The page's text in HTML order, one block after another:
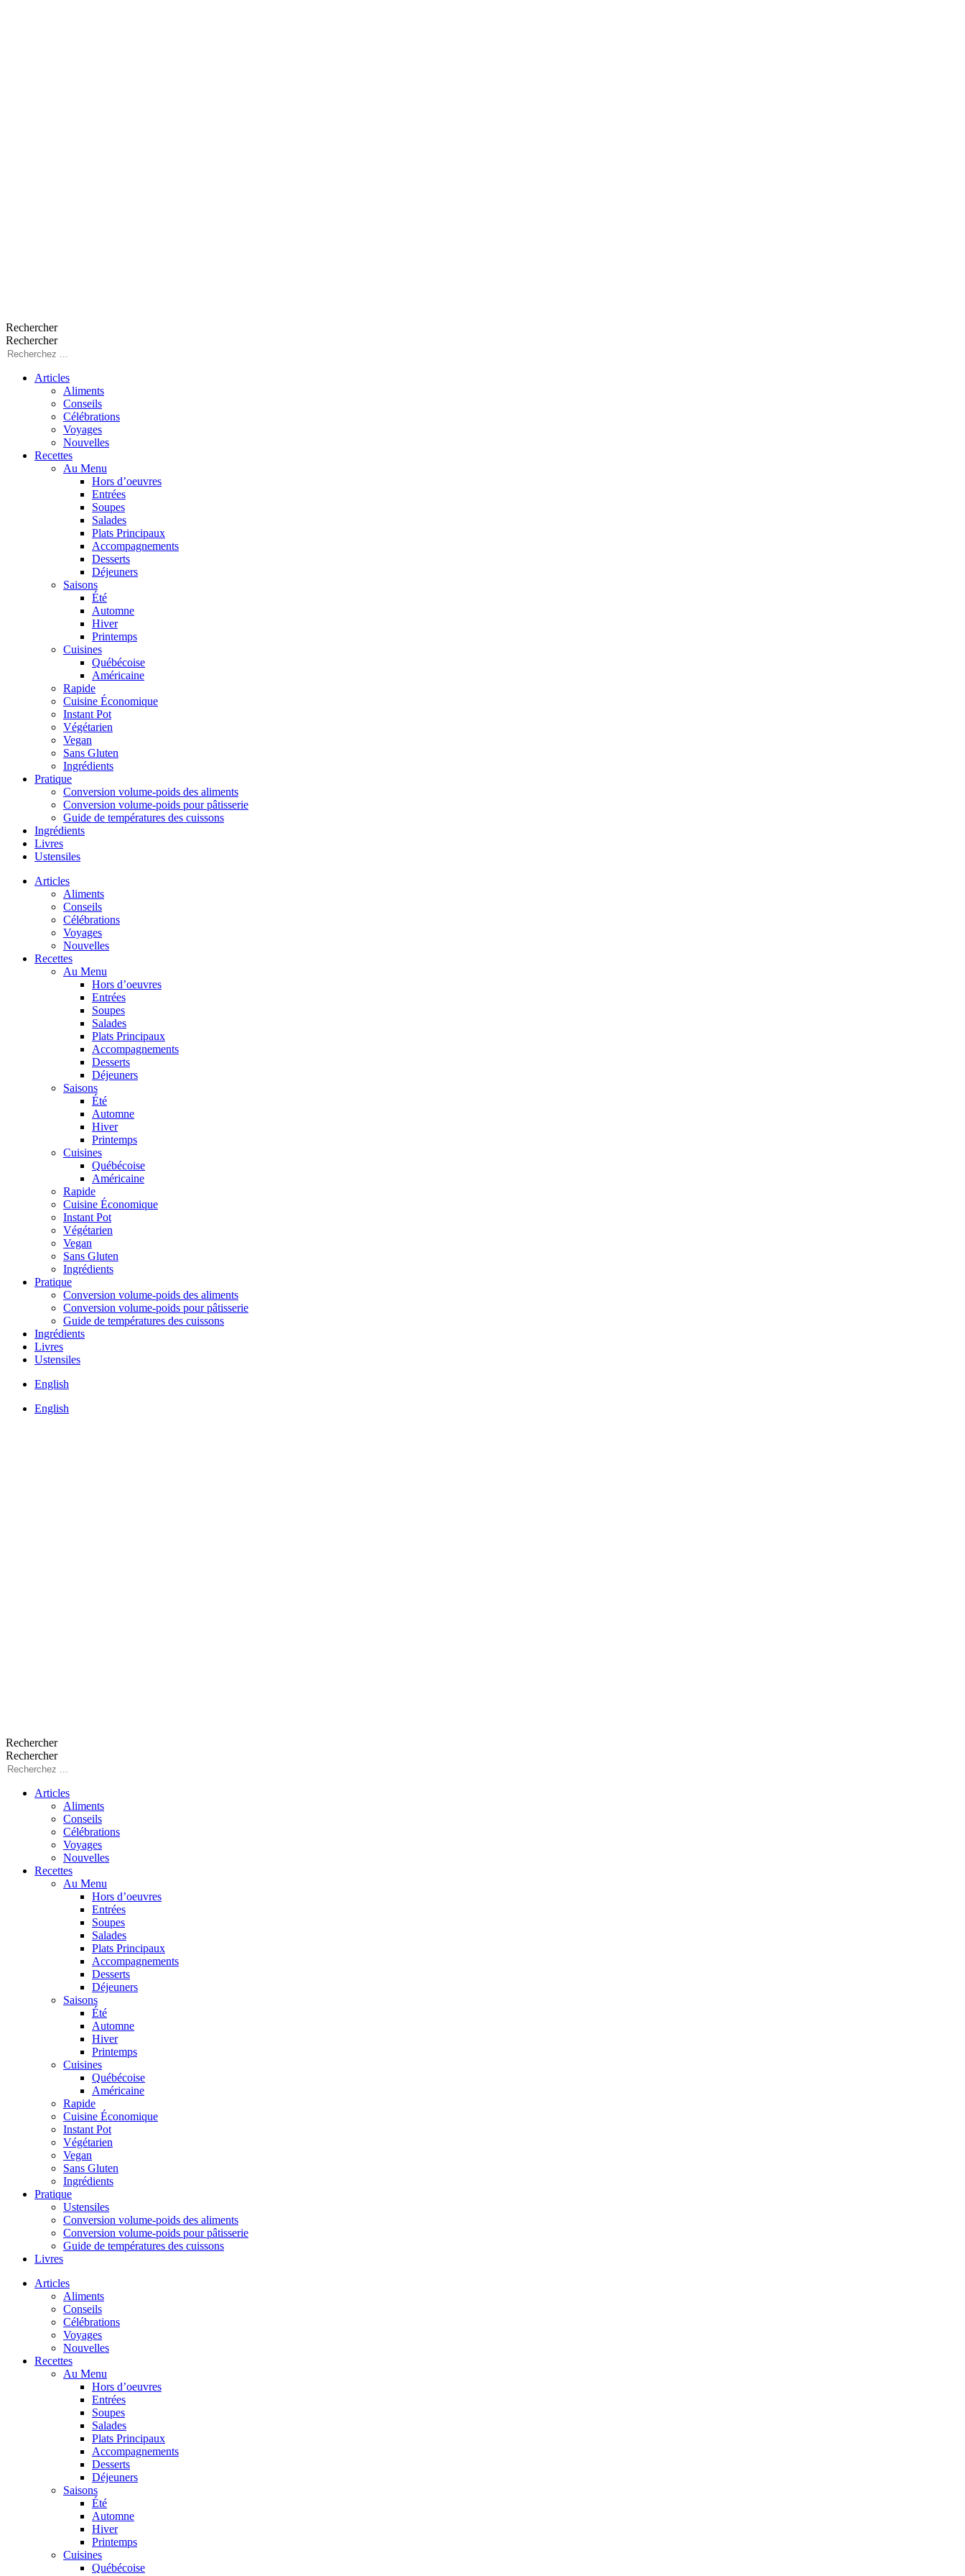
Rechercher
Rechercher
Articles
Aliments
Conseils
Célébrations
Voyages
Nouvelles
Recettes
Au Menu
Hors d’oeuvres
Entrées
Soupes
Salades
Plats Principaux
Accompagnements
Desserts
Déjeuners
Saisons
Été
Automne
Hiver
Printemps
Cuisines
Québécoise
Américaine
Rapide
Cuisine Économique
Instant Pot
Végétarien
Vegan
Sans Gluten
Ingrédients
Pratique
Conversion volume-poids des aliments
Conversion volume-poids pour pâtisserie
Guide de températures des cuissons
Ingrédients
Livres
Ustensiles
Articles
Aliments
Conseils
Célébrations
Voyages
Nouvelles
Recettes
Au Menu
Hors d’oeuvres
Entrées
Soupes
Salades
Plats Principaux
Accompagnements
Desserts
Déjeuners
Saisons
Été
Automne
Hiver
Printemps
Cuisines
Québécoise
Américaine
Rapide
Cuisine Économique
Instant Pot
Végétarien
Vegan
Sans Gluten
Ingrédients
Pratique
Conversion volume-poids des aliments
Conversion volume-poids pour pâtisserie
Guide de températures des cuissons
Ingrédients
Livres
Ustensiles
English
English
Rechercher
Rechercher
Articles
Aliments
Conseils
Célébrations
Voyages
Nouvelles
Recettes
Au Menu
Hors d’oeuvres
Entrées
Soupes
Salades
Plats Principaux
Accompagnements
Desserts
Déjeuners
Saisons
Été
Automne
Hiver
Printemps
Cuisines
Québécoise
Américaine
Rapide
Cuisine Économique
Instant Pot
Végétarien
Vegan
Sans Gluten
Ingrédients
Pratique
Ustensiles
Conversion volume-poids des aliments
Conversion volume-poids pour pâtisserie
Guide de températures des cuissons
Livres
Articles
Aliments
Conseils
Célébrations
Voyages
Nouvelles
Recettes
Au Menu
Hors d’oeuvres
Entrées
Soupes
Salades
Plats Principaux
Accompagnements
Desserts
Déjeuners
Saisons
Été
Automne
Hiver
Printemps
Cuisines
Québécoise